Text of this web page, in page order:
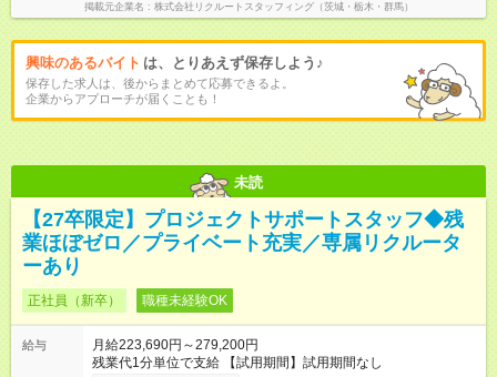
掲載元企業名 株式会社リクルートスタッフィング（茨城・栃木・群馬）
興味のあるバイト は、とりあえず保存しよう♪
保存した求人は、後からまとめて応募できるよ。
企業からアプローチが届くことも！
未読
【27卒限定】プロジェクトサポートスタッフ◆残
業ほぼゼロ／プライベート充実／専属リクルータ
ーあり
正社員（新卒） 職種未経験OK
給与
月給223,690円～279,200円
残業代1分単位で支給 【試用期間】試用期間なし